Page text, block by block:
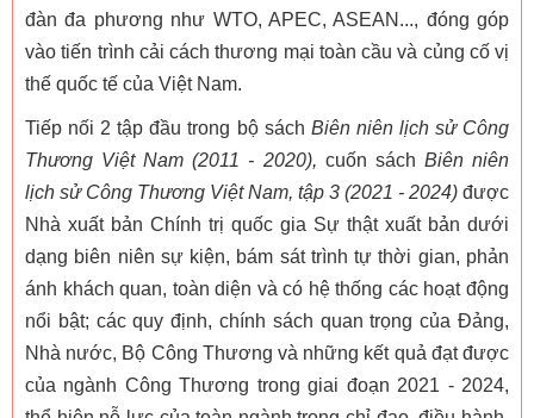
đàn đa phương như WTO, APEC, ASEAN..., đóng góp
vào tiến trình cải cách thương mại toàn cầu và củng cố vị
thế quốc tế của Việt Nam.
Tiếp nối 2 tập đầu trong bộ sách Biên niên lịch sử Công
Thương Việt Nam (2011 - 2020), cuốn sách Biên niên
lịch sử Công Thương Việt Nam, tập 3 (2021 - 2024) được
Nhà xuất bản Chính trị quốc gia Sự thật xuất bản dưới
dạng biên niên sự kiện, bám sát trình tự thời gian, phản
ánh khách quan, toàn diện và có hệ thống các hoạt động
nổi bật; các quy định, chính sách quan trọng của Đảng,
Nhà nước, Bộ Công Thương và những kết quả đạt được
của ngành Công Thương trong giai đoạn 2021 - 2024,